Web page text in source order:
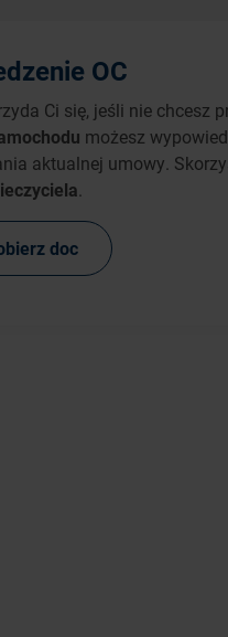
OC
Ci się, jeśli nie chcesz
możesz
aktualnej umowy.
doc